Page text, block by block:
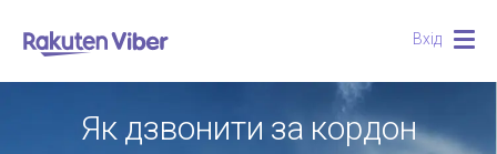
Вхід
Як дзвонити за кордон